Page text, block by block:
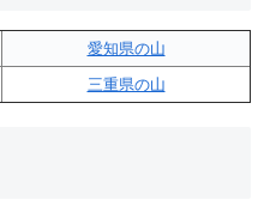
愛知県の山
三重県の山